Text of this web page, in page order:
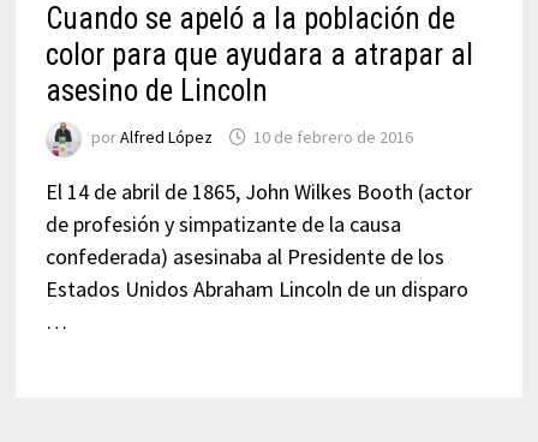
Cuando se apeló a la población de
color para que ayudara a atrapar al
asesino de Lincoln
porAlfred López 10 de febrero de 2016
El 14 de abril de 1865, John Wilkes Booth (actor
de profesión y simpatizante de la causa
confederada) asesinaba al Presidente de los
Estados Unidos Abraham Lincoln de un disparo
…